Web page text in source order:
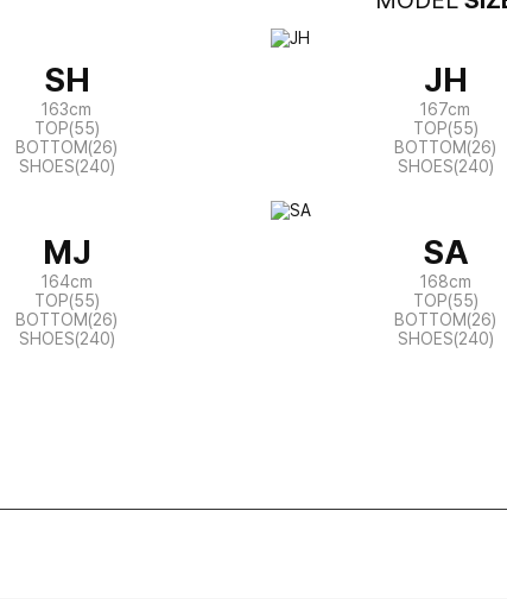
SH
163cm
TOP(55)
BOTTOM(26)
SHOES(240)
JH
167cm
TOP(55)
BOTTOM(26)
SHOES(240)
MJ
164cm
TOP(55)
BOTTOM(26)
SHOES(240)
SA
168cm
TOP(55)
BOTTOM(26)
SHOES(240)